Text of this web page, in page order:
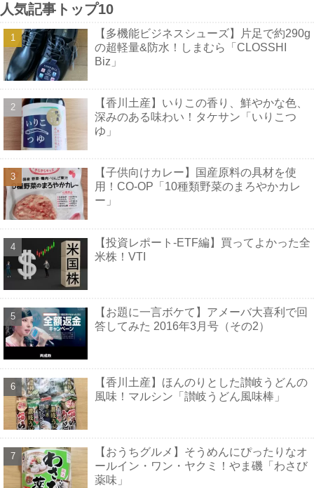
人気記事トップ10
【多機能ビジネスシューズ】片足で約290g
の超軽量&防水！しまむら「CLOSSHI
Biz」
【香川土産】いりこの香り、鮮やかな色、
深みのある味わい！タケサン「いりこつ
ゆ」
【子供向けカレー】国産原料の具材を使
用！CO-OP「10種類野菜のまろやかカレ
ー」
【投資レポート-ETF編】買ってよかった全
米株！VTI
【お題に一言ボケて】アメーバ大喜利で回
答してみた 2016年3月号（その2）
【香川土産】ほんのりとした讃岐うどんの
風味！マルシン「讃岐うどん風味棒」
【おうちグルメ】そうめんにぴったりなオ
ールイン・ワン・ヤクミ！やま磯「わさび
薬味」